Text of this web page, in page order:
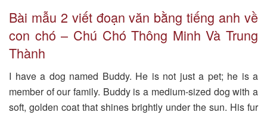
Bài mẫu 2 viết đoạn văn bằng tiếng anh về
con chó – Chú Chó Thông Minh Và Trung
Thành
I have a dog named Buddy. He is not just a pet; he is a
member of our family. Buddy is a medium-sized dog with a
soft, golden coat that shines brightly under the sun. His fur